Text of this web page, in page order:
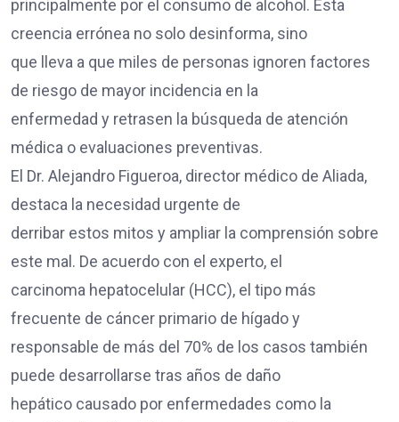
principalmente por el consumo de alcohol. Esta
creencia errónea no solo desinforma, sino
que lleva a que miles de personas ignoren factores
de riesgo de mayor incidencia en la
enfermedad y retrasen la búsqueda de atención
médica o evaluaciones preventivas.
El Dr. Alejandro Figueroa, director médico de Aliada,
destaca la necesidad urgente de
derribar estos mitos y ampliar la comprensión sobre
este mal. De acuerdo con el experto, el
carcinoma hepatocelular (HCC), el tipo más
frecuente de cáncer primario de hígado y
responsable de más del 70% de los casos también
puede desarrollarse tras años de daño
hepático causado por enfermedades como la